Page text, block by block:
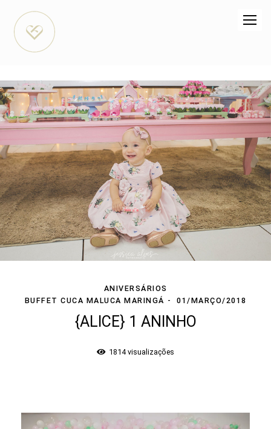
ANIVERSÁRIOS
BUFFET CUCA MALUCA MARINGÁ
01/MARÇO/2018
{ALICE} 1 ANINHO
1814visualizações